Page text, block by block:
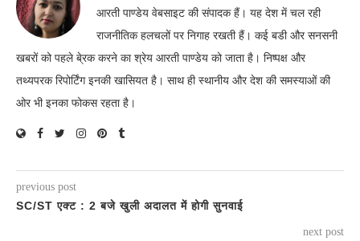
आरती पाण्डेय वेबसाइट की संपादक हैं। यह देश में चल रही
राजनीतिक हलचलों पर निगाह रखती हैं। कई बडी और सनसनी
खबरों को पहले बे्रक करने का श्रेय आरती पाण्डेय को जाता है। निष्पक्ष और
तथ्यपरक रिपोर्टिंग इनकी खासियत है। साथ ही स्थानीय और देश की समस्याओं की
ओर भी इनका फोकस रहता है।
previous post
SC/ST एक्ट : 2 बजे खुली अदालत में होगी सुनवाई
next post